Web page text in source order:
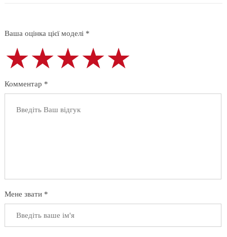
Ваша оцінка цієї моделі *
★★★★★
★★★★★
★★★★★
Комментар *
Мене звати *